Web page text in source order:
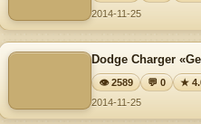
2014-11-25
Dodge Charger
👁 2589 💬 0
★
2014-11-25